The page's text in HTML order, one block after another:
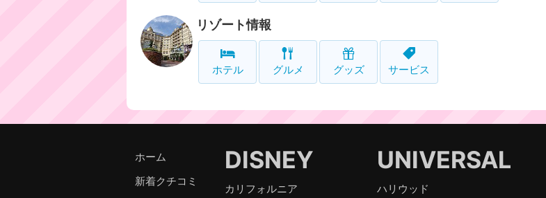
リゾート情報
ホテル グルメ グッズ サービス
ホーム
新着クチコミ
DISNEY
カリフォルニア
UNIVERSAL
ハリウッド